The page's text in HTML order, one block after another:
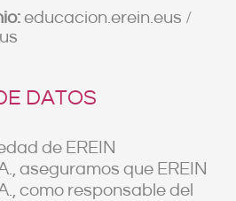
educacion.erein.eus /
DATOS
de EREIN
aseguramos que EREIN
como responsable del